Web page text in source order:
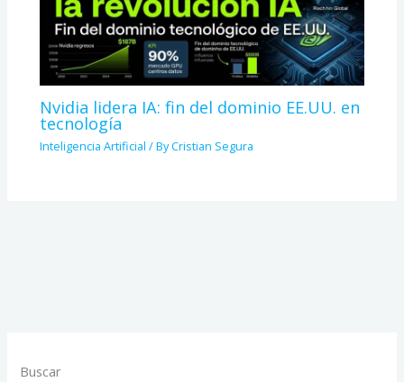
Nvidia lidera IA: fin del dominio EE.UU. en
tecnología
Inteligencia Artificial / ByCristian Segura
Buscar